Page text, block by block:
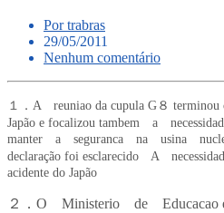
Por trabras
29/05/2011
Nenhum comentário
１．A reuniao da cupula G８
Japão e focalizou tambem a
manter a seguranca na usina
declaração foi esclarecido A
acidente do Japão
２．O Ministerio de Educacao